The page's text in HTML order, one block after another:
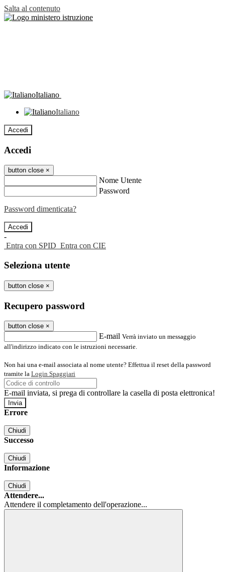
Salta al contenuto
Italiano
Italiano
Accedi
Accedi
button close ×
Nome Utente
Password
Password dimenticata?
-
Entra con SPID Entra con CIE
Seleziona utente
button close ×
Recupero password
button close ×
E-mail Verrà inviato un messaggio
all'indirizzo indicato con le istruzioni necessarie.
Non hai una e-mail associata al nome utente? Effettua il reset della password
tramite la Login Spaggiari
E-mail inviata, si prega di controllare la casella di posta elettronica!
Errore
Chiudi
Successo
Chiudi
Informazione
Chiudi
Attendere...
Attendere il completamento dell'operazione...